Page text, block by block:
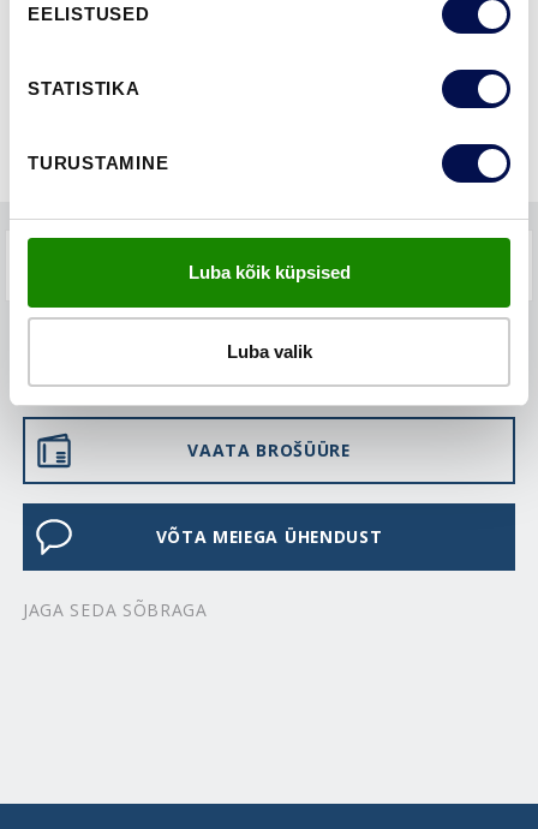
EELISTUSED
STATISTIKA
TURUSTAMINE
Luba kõik küpsised
Luba valik
LEIA EDASIMÜÜJA
VAATA BROŠÜÜRE
VÕTA MEIEGA ÜHENDUST
JAGA SEDA SÕBRAGA